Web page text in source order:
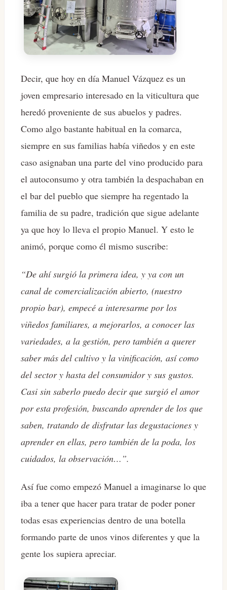
Decir, que hoy en día Manuel Vázquez es un
joven empresario interesado en la viticultura que
heredó proveniente de sus abuelos y padres.
Como algo bastante habitual en la comarca,
siempre en sus familias había viñedos y en este
caso asignaban una parte del vino producido para
el autoconsumo y otra también la despachaban en
el bar del pueblo que siempre ha regentado la
familia de su padre, tradición que sigue adelante
ya que hoy lo lleva el propio Manuel. Y esto le
animó, porque como él mismo suscribe:
“De ahí surgió la primera idea, y ya con un
canal de comercialización abierto, (nuestro
propio bar), empecé a interesarme por los
viñedos familiares, a mejorarlos, a conocer las
variedades, a la gestión, pero también a querer
saber más del cultivo y la vinificación, así como
del sector y hasta del consumidor y sus gustos.
Casi sin saberlo puedo decir que surgió el amor
por esta profesión, buscando aprender de los que
saben, tratando de disfrutar las degustaciones y
aprender en ellas, pero también de la poda, los
cuidados, la observación…”.
Así fue como empezó Manuel a imaginarse lo que
iba a tener que hacer para tratar de poder poner
todas esas experiencias dentro de una botella
formando parte de unos vinos diferentes y que la
gente los supiera apreciar.